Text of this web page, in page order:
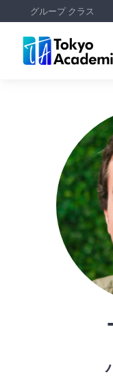
グループ クラス